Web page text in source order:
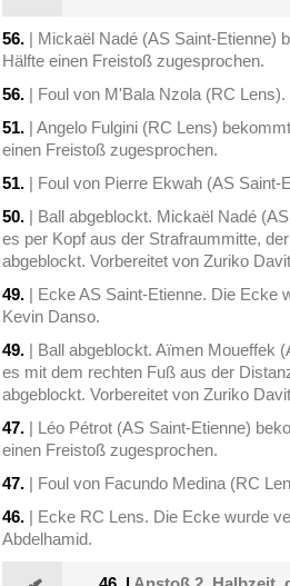
56. | Mickaël Nadé (AS Saint-Etienne)
Hälfte einen Freistoß zugesprochen.
56. | Foul von M'Bala Nzola (RC Lens).
51. | Angelo Fulgini (RC Lens)
einen Freistoß zugesprochen.
51. | Foul von Pierre Ekwah (AS Saint-
50. | Ball abgeblockt. Mickaël Nadé
es per Kopf aus der Strafraummitte,
abgeblockt. Vorbereitet von Zuriko
49. | Ecke AS Saint-Etienne. Die Ecke
Kevin Danso.
49. | Ball abgeblockt. Aïmen Moueffek
es mit dem rechten Fuß aus der
abgeblockt. Vorbereitet von Zuriko
47. | Léo Pétrot (AS Saint-Etienne)
einen Freistoß zugesprochen.
47. | Foul von Facundo Medina (RC
46. | Ecke RC Lens. Die Ecke wurde
Abdelhamid.